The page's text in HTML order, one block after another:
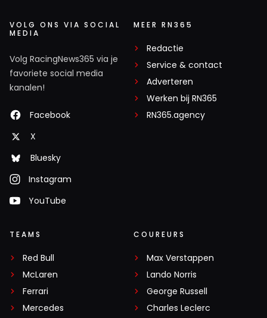
VOLG ONS VIA SOCIAL
MEDIA
Volg RacingNews365 via je
favoriete social media
kanalen!
Facebook
X
Bluesky
Instagram
YouTube
MEER RN365
Redactie
Service & contact
Adverteren
Werken bij RN365
RN365.agency
TEAMS
Red Bull
McLaren
Ferrari
Mercedes
COUREURS
Max Verstappen
Lando Norris
George Russell
Charles Leclerc